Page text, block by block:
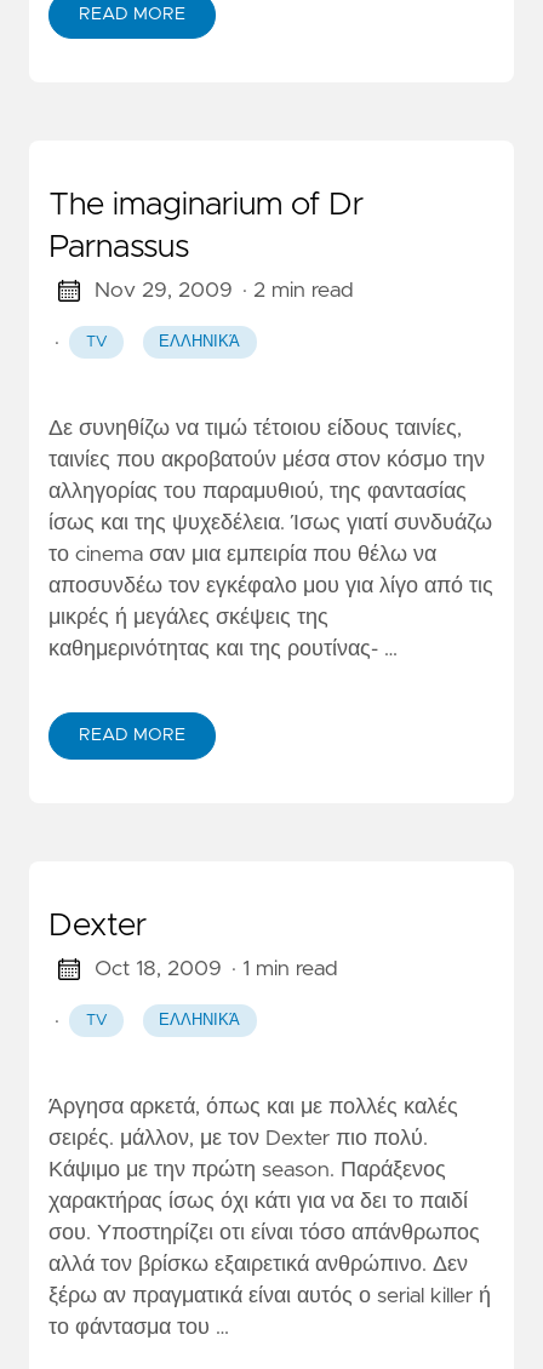
READ MORE
The imaginarium of Dr
Parnassus
Nov 29, 2009 · 2 min read
· TV ΕΛΛΗΝΙΚΆ
Δε συνηθίζω να τιμώ τέτοιου είδους ταινίες,
ταινίες που ακροβατούν μέσα στον κόσμο την
αλληγορίας του παραμυθιού, της φαντασίας
ίσως και της ψυχεδέλεια. Ίσως γιατί συνδυάζω
το cinema σαν μια εμπειρία που θέλω να
αποσυνδέω τον εγκέφαλο μου για λίγο από τις
μικρές ή μεγάλες σκέψεις της
καθημερινότητας και της ρουτίνας- …
READ MORE
Dexter
Oct 18, 2009 · 1 min read
· TV ΕΛΛΗΝΙΚΆ
Άργησα αρκετά, όπως και με πολλές καλές
σειρές. μάλλον, με τον Dexter πιο πολύ.
Κάψιμο με την πρώτη season. Παράξενος
χαρακτήρας ίσως όχι κάτι για να δει το παιδί
σου. Υποστηρίζει οτι είναι τόσο απάνθρωπος
αλλά τον βρίσκω εξαιρετικά ανθρώπινο. Δεν
ξέρω αν πραγματικά είναι αυτός ο serial killer ή
το φάντασμα του …